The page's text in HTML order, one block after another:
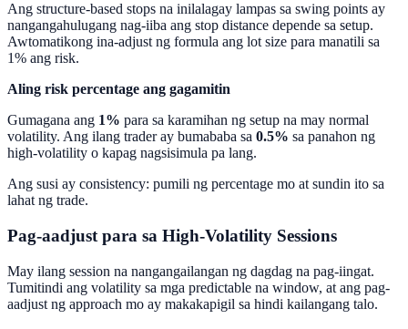
Ang structure-based stops na inilalagay lampas sa swing points ay
nangangahulugang nag-iiba ang stop distance depende sa setup.
Awtomatikong ina-adjust ng formula ang lot size para manatili sa
1% ang risk.
Aling risk percentage ang gagamitin
Gumagana ang 1% para sa karamihan ng setup na may normal
volatility. Ang ilang trader ay bumababa sa 0.5% sa panahon ng
high-volatility o kapag nagsisimula pa lang.
Ang susi ay consistency: pumili ng percentage mo at sundin ito sa
lahat ng trade.
Pag-aadjust para sa High-Volatility Sessions
May ilang session na nangangailangan ng dagdag na pag-iingat.
Tumitindi ang volatility sa mga predictable na window, at ang pag-
aadjust ng approach mo ay makakapigil sa hindi kailangang talo.